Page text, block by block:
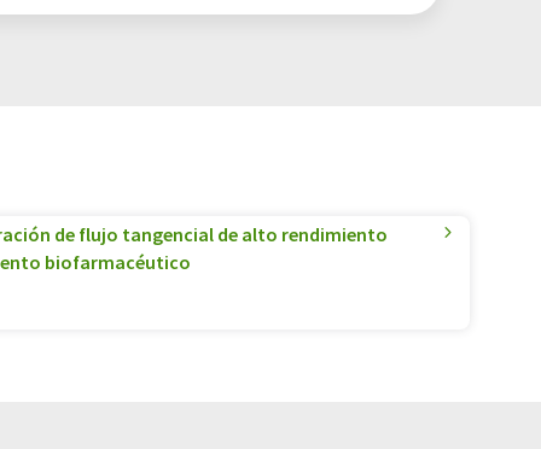
de flujo tangencial de alto rendimiento
biofarmacéutico